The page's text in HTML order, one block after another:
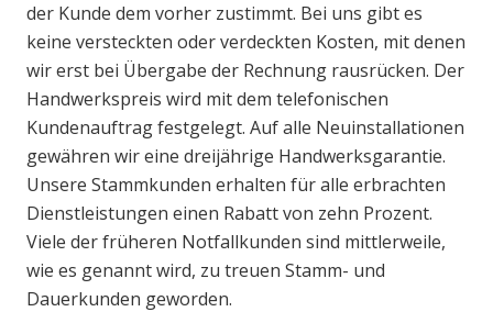
der Kunde dem vorher zustimmt. Bei uns gibt es
keine versteckten oder verdeckten Kosten, mit denen
wir erst bei Übergabe der Rechnung rausrücken. Der
Handwerkspreis wird mit dem telefonischen
Kundenauftrag festgelegt. Auf alle Neuinstallationen
gewähren wir eine dreijährige Handwerksgarantie.
Unsere Stammkunden erhalten für alle erbrachten
Dienstleistungen einen Rabatt von zehn Prozent.
Viele der früheren Notfallkunden sind mittlerweile,
wie es genannt wird, zu treuen Stamm- und
Dauerkunden geworden.